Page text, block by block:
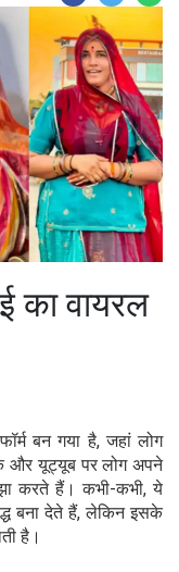
का वायरल
बन गया है, जहां लोग
और यूट्यूब पर लोग अपने
करते हैं। कभी-कभी, ये
बना देते हैं, लेकिन इसके
है।